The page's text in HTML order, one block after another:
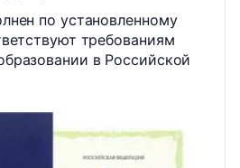
по установленному
требованиям
в Российской